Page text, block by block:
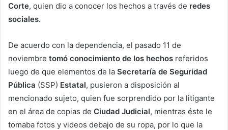
Corte, quien dio a conocer los hechos a través de redes
sociales.
De acuerdo con la dependencia, el pasado 11 de
noviembre tomó conocimiento de los hechos referidos
luego de que elementos de la Secretaría de Seguridad
Pública (SSP) Estatal, pusieron a disposición al
mencionado sujeto, quien fue sorprendido por la litigante
en el área de copias de Ciudad Judicial, mientras éste le
tomaba fotos y videos debajo de su ropa, por lo que la